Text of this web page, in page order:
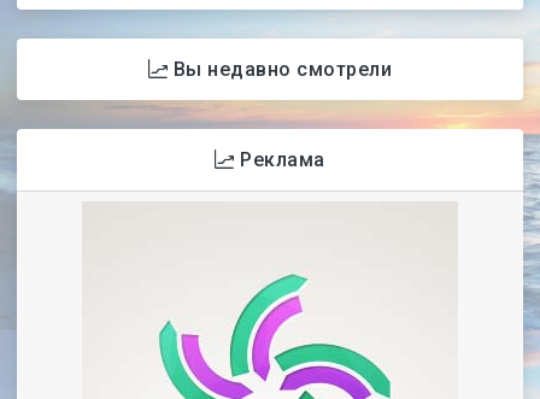
Вы недавно смотрели
Реклама